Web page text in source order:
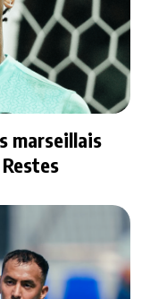
marseillais